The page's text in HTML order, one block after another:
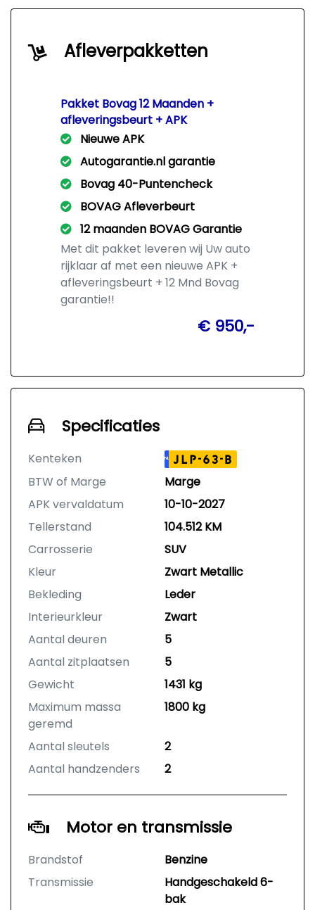
Afleverpakketten
Pakket Bovag 12 Maanden +
afleveringsbeurt + APK
Nieuwe APK
Autogarantie.nl garantie
Bovag 40-Puntencheck
BOVAG Afleverbeurt
12 maanden BOVAG Garantie
Met dit pakket leveren wij Uw auto
rijklaar af met een nieuwe APK +
afleveringsbeurt + 12 Mnd Bovag
garantie!!
€ 950,-
Specificaties
Kenteken NL JLP-63-B
BTW of Marge
Marge
APK vervaldatum
10-10-2027
Tellerstand
104.512 KM
Carrosserie
SUV
Kleur
Zwart Metallic
Bekleding
Leder
Interieurkleur
Zwart
Aantal deuren
5
Aantal zitplaatsen
5
Gewicht
1431 kg
Maximum massa
geremd
1800 kg
Aantal sleutels
2
Aantal handzenders
2
Motor en transmissie
Brandstof
Benzine
Transmissie
Handgeschakeld 6-
bak